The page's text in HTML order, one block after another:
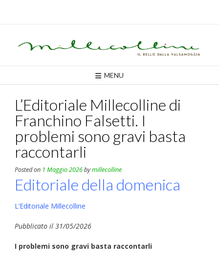
MENU
L’Editoriale Millecolline di
Franchino Falsetti. I
problemi sono gravi basta
raccontarli
Posted on 1 Maggio 2026bymillecolline
Editoriale della domenica
L’Editoriale Millecolline
Pubblicato il 31/05/2026
I problemi sono gravi basta raccontarli